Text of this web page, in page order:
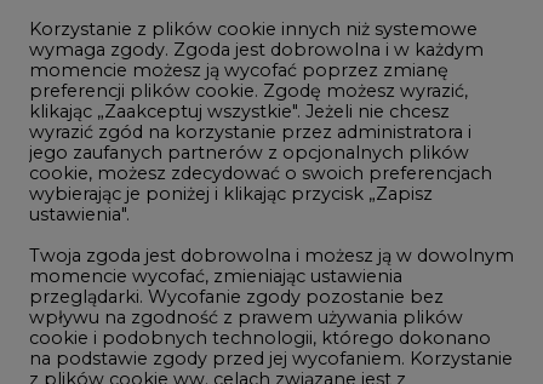
Innowacje i AI
Telekomunikacja i IT
Handel emisjami CO2
Wodór
Górnictwo
Atom
Fotowoltaika
Offshore wind
Korzystanie z plików cookie innych niż systemowe
wymaga zgody. Zgoda jest dobrowolna i w każdym
momencie możesz ją wycofać poprzez zmianę
preferencji plików cookie. Zgodę możesz wyrazić,
klikając „Zaakceptuj wszystkie". Jeżeli nie chcesz
wyrazić zgód na korzystanie przez administratora i
jego zaufanych partnerów z opcjonalnych plików
cookie, możesz zdecydować o swoich preferencjach
wybierając je poniżej i klikając przycisk „Zapisz
ustawienia".
Twoja zgoda jest dobrowolna i możesz ją w dowolnym
momencie wycofać, zmieniając ustawienia
przeglądarki. Wycofanie zgody pozostanie bez
wpływu na zgodność z prawem używania plików
cookie i podobnych technologii, którego dokonano
na podstawie zgody przed jej wycofaniem. Korzystanie
z plików cookie ww. celach związane jest z